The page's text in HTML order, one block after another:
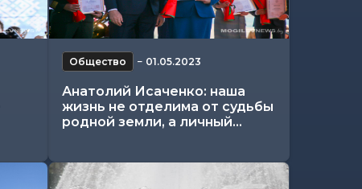
Общество − 01.05.2023
Анатолий Исаченко: наша
жизнь не отделима от судьбы
родной земли, а личный...